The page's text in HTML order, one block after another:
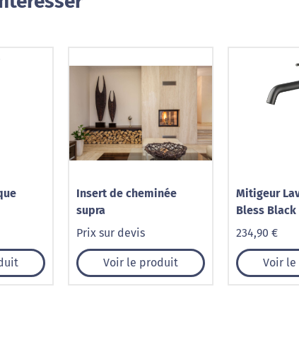
Insert de cheminée
supra
Prix sur devis
Voir le produit
Mitigeur
Bless Black
234,90 €
Voir